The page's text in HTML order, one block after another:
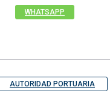
WHATSAPP
AUTORIDAD PORTUARIA